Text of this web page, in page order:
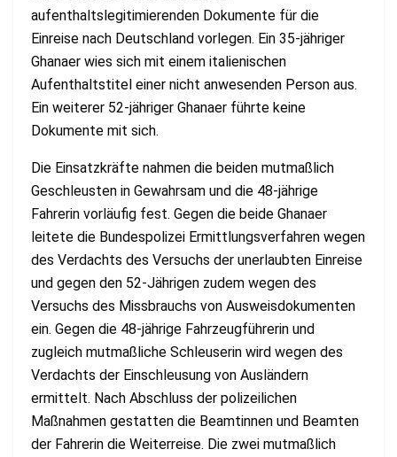
aufenthaltslegitimierenden Dokumente für die
Einreise nach Deutschland vorlegen. Ein 35-jähriger
Ghanaer wies sich mit einem italienischen
Aufenthaltstitel einer nicht anwesenden Person aus.
Ein weiterer 52-jähriger Ghanaer führte keine
Dokumente mit sich.
Die Einsatzkräfte nahmen die beiden mutmaßlich
Geschleusten in Gewahrsam und die 48-jährige
Fahrerin vorläufig fest. Gegen die beide Ghanaer
leitete die Bundespolizei Ermittlungsverfahren wegen
des Verdachts des Versuchs der unerlaubten Einreise
und gegen den 52-Jährigen zudem wegen des
Versuchs des Missbrauchs von Ausweisdokumenten
ein. Gegen die 48-jährige Fahrzeugführerin und
zugleich mutmaßliche Schleuserin wird wegen des
Verdachts der Einschleusung von Ausländern
ermittelt. Nach Abschluss der polizeilichen
Maßnahmen gestatten die Beamtinnen und Beamten
der Fahrerin die Weiterreise. Die zwei mutmaßlich